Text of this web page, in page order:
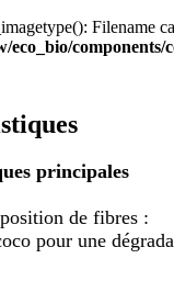
Filename
eco_bio/
principales
de fibres :
pour une